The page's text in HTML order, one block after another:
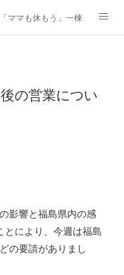
「ママも休もう」一棟貸しファ
の営業につい
影響と福島県内の感
により、今週は福島
の要請がありまし